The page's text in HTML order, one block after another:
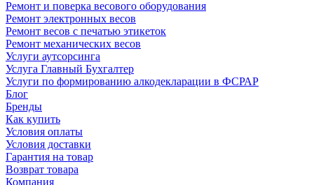
Ремонт и поверка весового оборудования
Ремонт электронных весов
Ремонт весов с печатью этикеток
Ремонт механических весов
Услуги аутсорсинга
Услуга Главный Бухгалтер
Услуги по формированию алкодекларации в ФСРАР
Блог
Бренды
Как купить
Условия оплаты
Условия доставки
Гарантия на товар
Возврат товара
Компания